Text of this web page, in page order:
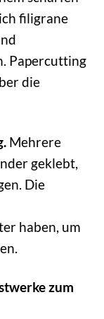
filigrane
Papercutting
die
Mehrere
geklebt,
Die
haben, um
zum